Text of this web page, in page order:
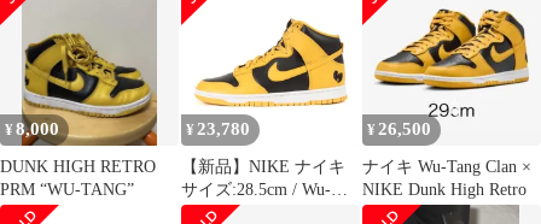
¥8,000
DUNK HIGH RETRO
PRM “WU-TANG”
¥ 23,780
【新品】NIKE ナイキ
サイズ:28.5cm / Wu-
Tang Clan CLAN DUNK
¥ 26,500
ナイキ Wu-Tang Clan ×
NIKE Dunk High Retro